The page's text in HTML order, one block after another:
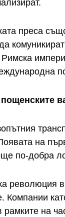
преса
на
по-добра
революция
Компании
рамките на